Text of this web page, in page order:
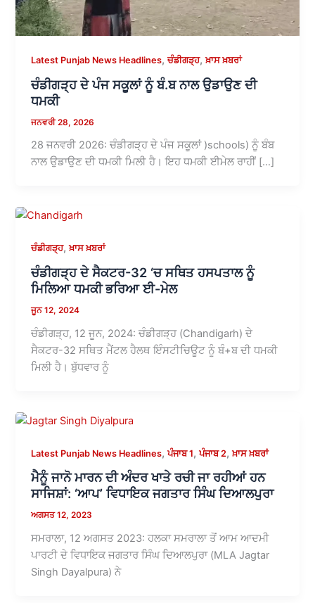
Latest Punjab News Headlines,ਚੰਡੀਗੜ੍ਹ,ਖ਼ਾਸ ਖ਼ਬਰਾਂ
ਚੰਡੀਗੜ੍ਹ ਦੇ ਪੰਜ ਸਕੂਲਾਂ ਨੂੰ ਬੰ.ਬ ਨਾਲ ਉਡਾਉਣ ਦੀ
ਧਮਕੀ
ਜਨਵਰੀ 28, 2026
28 ਜਨਵਰੀ 2026: ਚੰਡੀਗੜ੍ਹ ਦੇ ਪੰਜ ਸਕੂਲਾਂ )schools) ਨੂੰ ਬੰਬ
ਨਾਲ ਉਡਾਉਣ ਦੀ ਧਮਕੀ ਮਿਲੀ ਹੈ। ਇਹ ਧਮਕੀ ਈਮੇਲ ਰਾਹੀਂ […]
ਚੰਡੀਗੜ੍ਹ,ਖ਼ਾਸ ਖ਼ਬਰਾਂ
ਚੰਡੀਗੜ੍ਹ ਦੇ ਸੈਕਟਰ-32 ‘ਚ ਸਥਿਤ ਹਸਪਤਾਲ ਨੂੰ
ਮਿਲਿਆ ਧਮਕੀ ਭਰਿਆ ਈ-ਮੇਲ
ਜੂਨ 12, 2024
ਚੰਡੀਗੜ੍ਹ, 12 ਜੂਨ, 2024: ਚੰਡੀਗੜ੍ਹ (Chandigarh) ਦੇ
ਸੈਕਟਰ-32 ਸਥਿਤ ਮੈਂਟਲ ਹੈਲਥ ਇੰਸਟੀਚਿਊਟ ਨੂੰ ਬੰ+ਬ ਦੀ ਧਮਕੀ
ਮਿਲੀ ਹੈ। ਬੁੱਧਵਾਰ ਨੂੰ
Latest Punjab News Headlines,ਪੰਜਾਬ 1,ਪੰਜਾਬ 2,ਖ਼ਾਸ ਖ਼ਬਰਾਂ
ਮੈਨੂੰ ਜਾਨੋ ਮਾਰਨ ਦੀ ਅੰਦਰ ਖਾਤੇ ਰਚੀ ਜਾ ਰਹੀਆਂ ਹਨ
ਸਾਜਿਸ਼ਾਂ: ‘ਆਪ’ ਵਿਧਾਇਕ ਜਗਤਾਰ ਸਿੰਘ ਦਿਆਲਪੁਰਾ
ਅਗਸਤ 12, 2023
ਸਮਰਾਲਾ, 12 ਅਗਸਤ 2023: ਹਲਕਾ ਸਮਰਾਲਾ ਤੋਂ ਆਮ ਆਦਮੀ
ਪਾਰਟੀ ਦੇ ਵਿਧਾਇਕ ਜਗਤਾਰ ਸਿੰਘ ਦਿਆਲਪੁਰਾ (MLA Jagtar
Singh Dayalpura) ਨੇ